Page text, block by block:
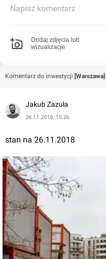
Napisz komentarz
Dodaj zdjęcia lub
wizualizacje
Komentarz do inwestycji
Jakub Zazula
26.11.2018, 15:26
stan na 26.11.2018